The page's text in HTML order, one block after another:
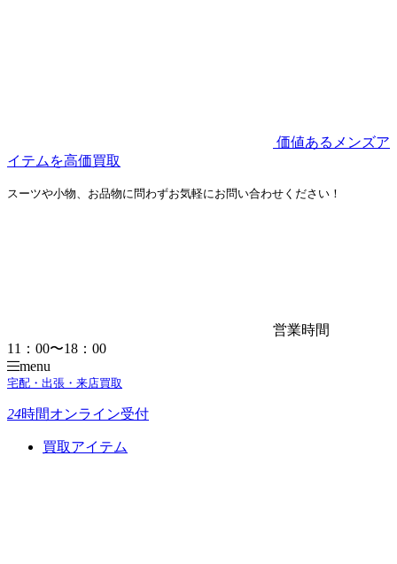
価値あるメンズア
イテムを高価買取
スーツや小物、お品物に問わずお気軽にお問い合わせください！
営業時間
11：00〜18：00
menu
宅配・出張・来店買取
24時間オンライン受付
買取アイテム